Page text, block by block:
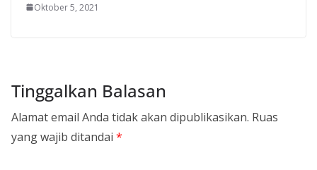
Oktober 5, 2021
Tinggalkan Balasan
Alamat email Anda tidak akan dipublikasikan. Ruas
yang wajib ditandai *